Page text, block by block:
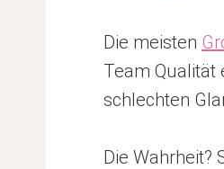
Die meisten
Team Qualität
schlechten
Die Wahrheit?